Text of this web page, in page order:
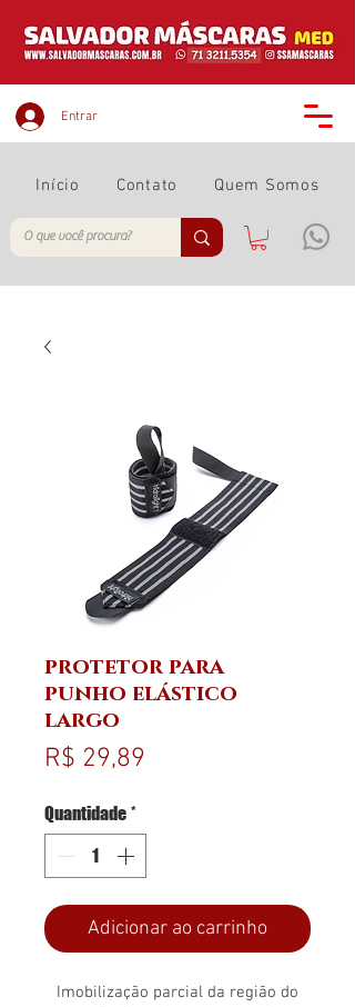
Início Contato Quem Somos
Entrar
protetor para
punho elástico
largo
R$ 29,89
Quantidade *
Adicionar ao carrinho
Imobilização parcial da região do